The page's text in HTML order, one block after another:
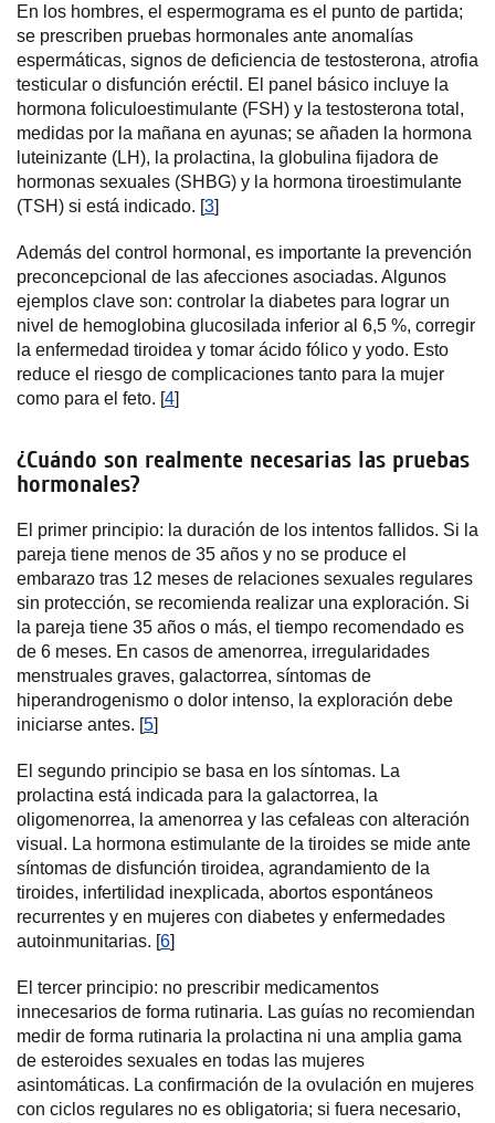
En los hombres, el espermograma es el punto de partida;
se prescriben pruebas hormonales ante anomalías
espermáticas, signos de deficiencia de testosterona, atrofia
testicular o disfunción eréctil. El panel básico incluye la
hormona foliculoestimulante (FSH) y la testosterona total,
medidas por la mañana en ayunas; se añaden la hormona
luteinizante (LH), la prolactina, la globulina fijadora de
hormonas sexuales (SHBG) y la hormona tiroestimulante
(TSH) si está indicado. [3]
Además del control hormonal, es importante la prevención
preconcepcional de las afecciones asociadas. Algunos
ejemplos clave son: controlar la diabetes para lograr un
nivel de hemoglobina glucosilada inferior al 6,5 %, corregir
la enfermedad tiroidea y tomar ácido fólico y yodo. Esto
reduce el riesgo de complicaciones tanto para la mujer
como para el feto. [4]
¿Cuándo son realmente necesarias las pruebas
hormonales?
El primer principio: la duración de los intentos fallidos. Si la
pareja tiene menos de 35 años y no se produce el
embarazo tras 12 meses de relaciones sexuales regulares
sin protección, se recomienda realizar una exploración. Si
la pareja tiene 35 años o más, el tiempo recomendado es
de 6 meses. En casos de amenorrea, irregularidades
menstruales graves, galactorrea, síntomas de
hiperandrogenismo o dolor intenso, la exploración debe
iniciarse antes. [5]
El segundo principio se basa en los síntomas. La
prolactina está indicada para la galactorrea, la
oligomenorrea, la amenorrea y las cefaleas con alteración
visual. La hormona estimulante de la tiroides se mide ante
síntomas de disfunción tiroidea, agrandamiento de la
tiroides, infertilidad inexplicada, abortos espontáneos
recurrentes y en mujeres con diabetes y enfermedades
autoinmunitarias. [6]
El tercer principio: no prescribir medicamentos
innecesarios de forma rutinaria. Las guías no recomiendan
medir de forma rutinaria la prolactina ni una amplia gama
de esteroides sexuales en todas las mujeres
asintomáticas. La confirmación de la ovulación en mujeres
con ciclos regulares no es obligatoria; si fuera necesario,